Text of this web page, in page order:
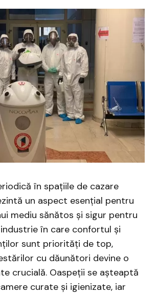
în spațiile de cazare
un aspect esențial pentru
mediu sănătos și sigur pentru
în care confortul și
sunt priorități de top,
cu dăunători devine o
crucială. Oaspeții se așteaptă
curate și igienizate, iar